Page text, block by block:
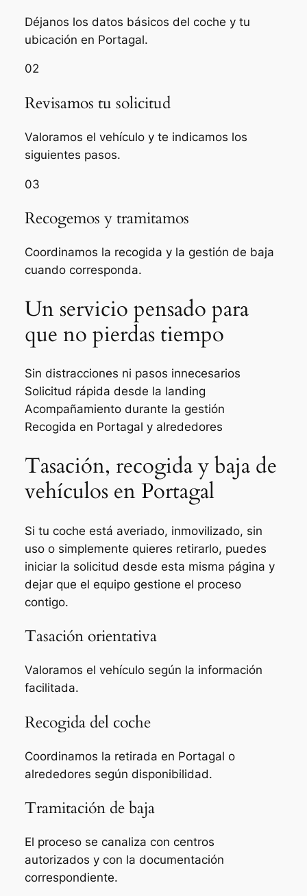
Déjanos los datos básicos del coche y tu
ubicación en Portagal.
02
Revisamos tu solicitud
Valoramos el vehículo y te indicamos los
siguientes pasos.
03
Recogemos y tramitamos
Coordinamos la recogida y la gestión de baja
cuando corresponda.
Un servicio pensado para
que no pierdas tiempo
Sin distracciones ni pasos innecesarios
Solicitud rápida desde la landing
Acompañamiento durante la gestión
Recogida en Portagal y alrededores
Tasación, recogida y baja de
vehículos en Portagal
Si tu coche está averiado, inmovilizado, sin
uso o simplemente quieres retirarlo, puedes
iniciar la solicitud desde esta misma página y
dejar que el equipo gestione el proceso
contigo.
Tasación orientativa
Valoramos el vehículo según la información
facilitada.
Recogida del coche
Coordinamos la retirada en Portagal o
alrededores según disponibilidad.
Tramitación de baja
El proceso se canaliza con centros
autorizados y con la documentación
correspondiente.